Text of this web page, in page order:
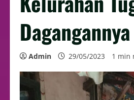
Dagangannya
Admin 29/05/2023 1 min